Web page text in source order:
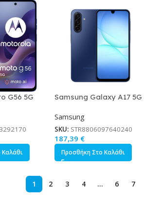
G56 5G
Samsung Galaxy A17 5G
Samsung
SKU: STR8806097640240
187,39 €
Προσθήκη Στο Καλάθι
1 2 3 4 … 6 7